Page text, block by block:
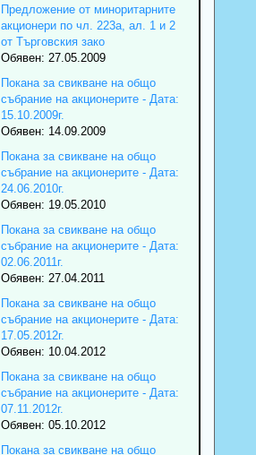
Предложение от миноритарните
акционери по чл. 223а, ал. 1 и 2
от Търговския зако
Обявен: 27.05.2009
Покана за свикване на общо
събрание на акционерите - Дата:
15.10.2009г.
Обявен: 14.09.2009
Покана за свикване на общо
събрание на акционерите - Дата:
24.06.2010г.
Обявен: 19.05.2010
Покана за свикване на общо
събрание на акционерите - Дата:
02.06.2011г.
Обявен: 27.04.2011
Покана за свикване на общо
събрание на акционерите - Дата:
17.05.2012г.
Обявен: 10.04.2012
Покана за свикване на общо
събрание на акционерите - Дата:
07.11.2012г.
Обявен: 05.10.2012
Покана за свикване на общо